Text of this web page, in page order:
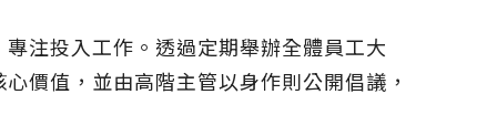
注投入工作。透過定期舉辦全體員工大
價值，並由高階主管以身作則公開倡議，